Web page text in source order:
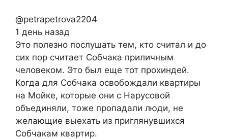
@petrapetrova2204
1 день назад
Это полезно послушать тем, кто считал и до
сих пор считает Собчака приличным
человеком. Это был еще тот прохиндей.
Когда для Собчака освобождали квартиры
на Мойке, которые они с Нарусовой
объединяли, тоже пропадали люди, не
желающие выехать из приглянувшихся
Собчакам квартир.